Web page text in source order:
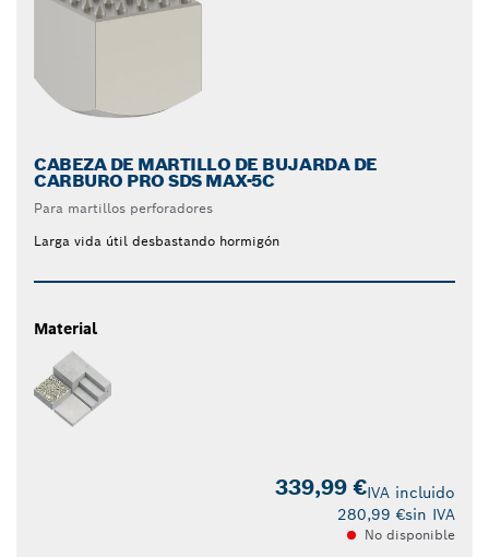
CABEZA DE MARTILLO DE BUJARDA DE
CARBURO PRO SDS MAX-5C
Para martillos perforadores
Larga vida útil desbastando hormigón
Material
339,99 €IVA incluido
280,99 €sin IVA
No disponible